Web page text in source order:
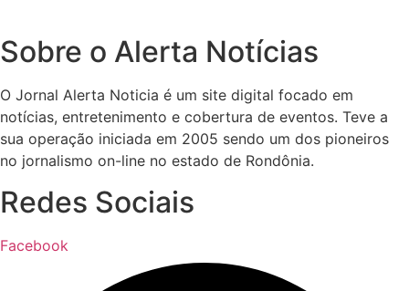
Sobre o Alerta Notícias
O Jornal Alerta Noticia é um site digital focado em
notícias, entretenimento e cobertura de eventos. Teve a
sua operação iniciada em 2005 sendo um dos pioneiros
no jornalismo on-line no estado de Rondônia.
Redes Sociais
Facebook